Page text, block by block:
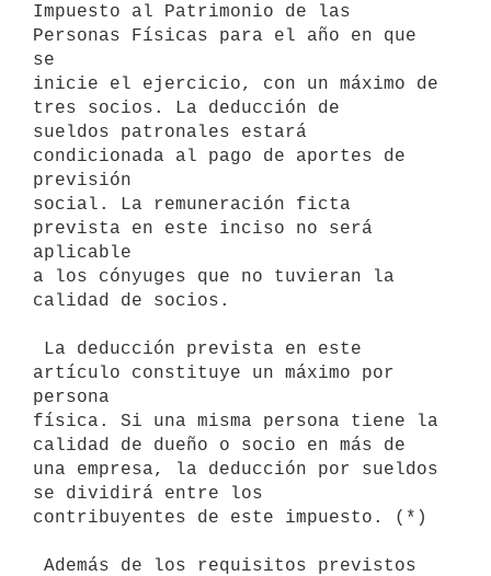
Impuesto al Patrimonio de las
Personas Físicas para el año en que
se
inicie el ejercicio, con un máximo de
tres socios. La deducción de
sueldos patronales estará
condicionada al pago de aportes de
previsión
social. La remuneración ficta
prevista en este inciso no será
aplicable
a los cónyuges que no tuvieran la
calidad de socios.
artículo constituye un máximo por
persona
física. Si una misma persona tiene la
calidad de dueño o socio en más de
una empresa, la deducción por sueldos
se dividirá entre los
contribuyentes de este impuesto. (*)